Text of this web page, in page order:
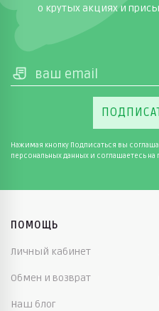
о крутых акциях и
Нажимая кнопку Подписаться вы
персональных данных и соглашаетесь
ПОМОЩЬ
Личный кабинет
Обмен и возврат
Наш блог